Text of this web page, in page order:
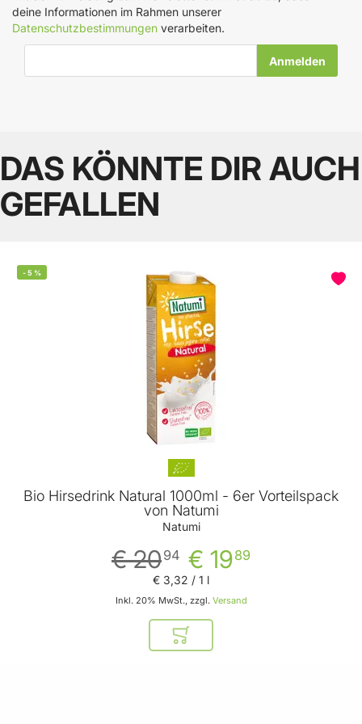
deine Informationen im Rahmen unserer
Datenschutzbestimmungen verarbeiten.
DAS KÖNNTE DIR AUCH
GEFALLEN
-5 %
Bio Hirsedrink Natural 1000ml - 6er Vorteilspack
von Natumi
Natumi
€ 1989
€ 2094
Inkl. 20% MwSt., zzgl. Versand
€ 3,32 / 1 l
In den Warenkorb